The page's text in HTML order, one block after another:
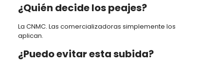
¿Quién decide los peajes?
La CNMC. Las comercializadoras simplemente los
aplican.
¿Puedo evitar esta subida?